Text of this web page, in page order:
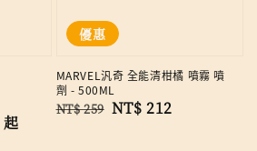
起
優惠
MARVEL汎奇 全能清柑橘 噴霧 噴
劑 - 500ML
Regular
NT$ 259 Sale
NT$ 212